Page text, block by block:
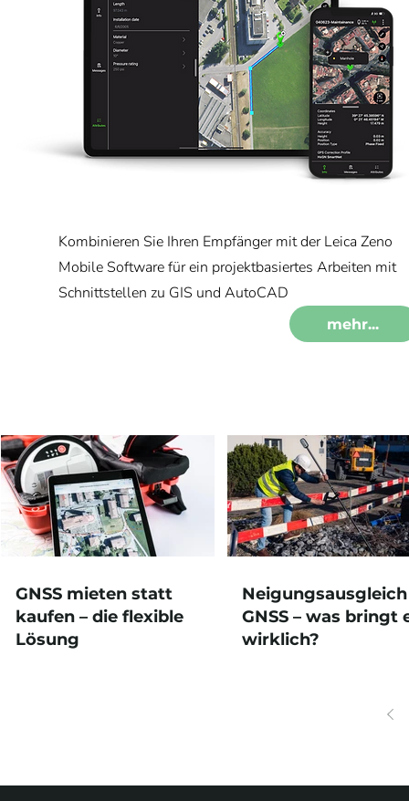
Kombinieren Sie Ihren Empfänger mit der Leica Zeno
Mobile Software für ein projektbasiertes Arbeiten mit
Schnittstellen zu GIS und AutoCAD
mehr...
GNSS mieten statt
kaufen – die flexible
Lösung
GNSS – was bringt
wirklich?